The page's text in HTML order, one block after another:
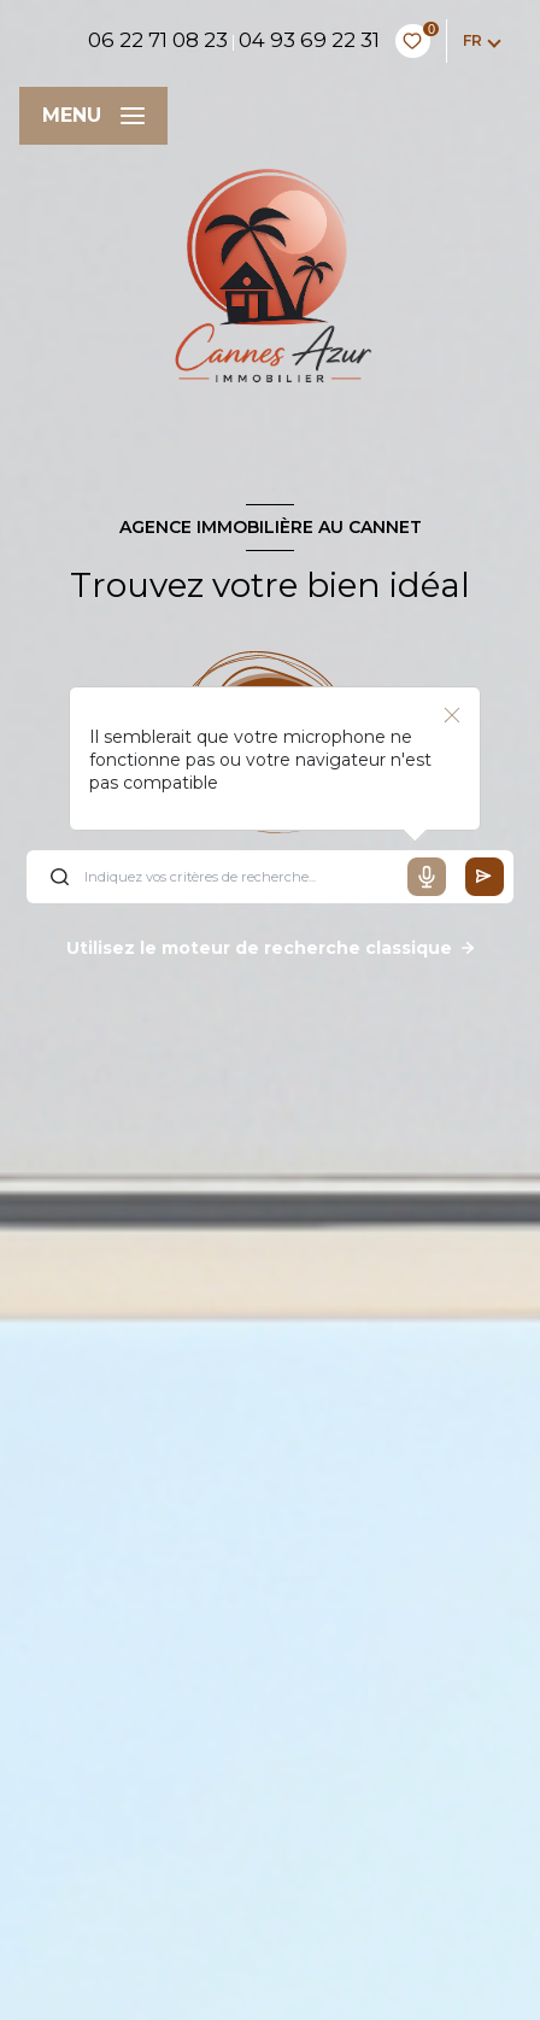
06 22 71 08 23 |04 93 69 22 31 0
FR
MENU
AGENCE IMMOBILIÈRE AU CANNET
Trouvez votre bien idéal
Il semblerait que votre microphone ne
fonctionne pas ou votre navigateur n'est
pas compatible
Utilisez le moteur de recherche classique